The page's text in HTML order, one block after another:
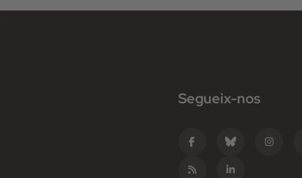
Segueix-nos